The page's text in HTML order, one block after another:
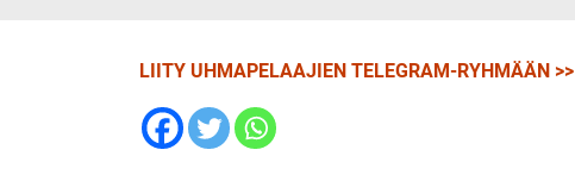
LIITY UHMAPELAAJIEN TELEGRAM-RYHMÄÄN >>